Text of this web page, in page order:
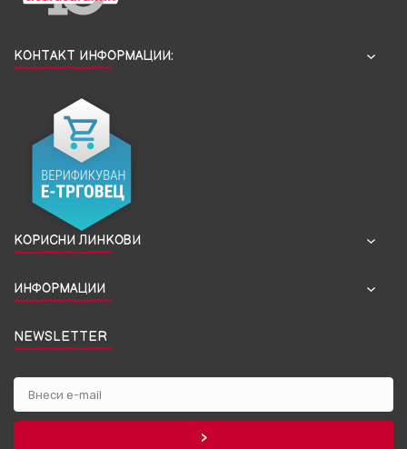
КОНТАКТ ИНФОРМАЦИИ:
КОРИСНИ ЛИНКОВИ
ИНФОРМАЦИИ
NEWSLETTER